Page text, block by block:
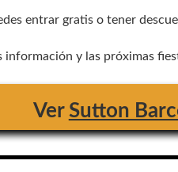
entrar gratis o tener
información y las próximas
VerSutton